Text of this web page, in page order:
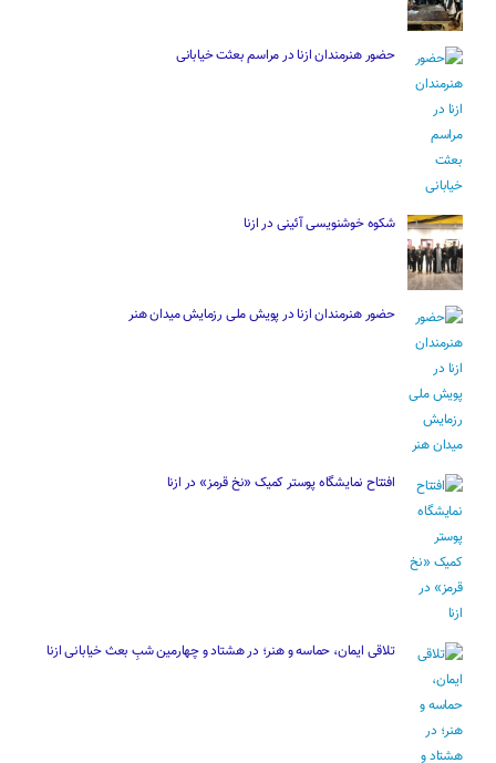
حضور هنرمندان ازنا در مراسم بعثت خیابانی
شکوه خوشنویسی آئینی در ازنا
حضور هنرمندان ازنا در پویش ملی رزمایش میدان هنر
افتتاح نمایشگاه پوستر کمیک «نخ قرمز» در ازنا
تلاقی ایمان، حماسه و هنر؛ در هشتاد و چهارمین شبِ بعث خیابانی ازنا